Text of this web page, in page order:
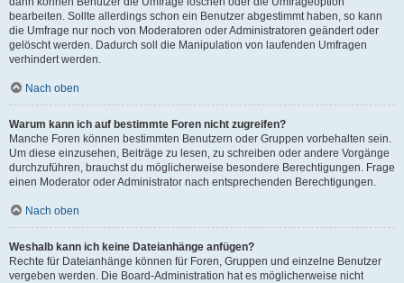
bearbeiten. Sollte allerdings schon ein Benutzer abgestimmt haben, so kann
die Umfrage nur noch von Moderatoren oder Administratoren geändert oder
gelöscht werden. Dadurch soll die Manipulation von laufenden Umfragen
verhindert werden.
Nach oben
Warum kann ich auf bestimmte Foren nicht zugreifen?
Manche Foren können bestimmten Benutzern oder Gruppen vorbehalten sein.
Um diese einzusehen, Beiträge zu lesen, zu schreiben oder andere Vorgänge
durchzuführen, brauchst du möglicherweise besondere Berechtigungen. Frage
einen Moderator oder Administrator nach entsprechenden Berechtigungen.
Nach oben
Weshalb kann ich keine Dateianhänge anfügen?
Rechte für Dateianhänge können für Foren, Gruppen und einzelne Benutzer
vergeben werden. Die Board-Administration hat es möglicherweise nicht